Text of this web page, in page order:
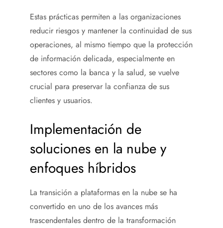
Estas prácticas permiten a las organizaciones
reducir riesgos y mantener la continuidad de sus
operaciones, al mismo tiempo que la protección
de información delicada, especialmente en
sectores como la banca y la salud, se vuelve
crucial para preservar la confianza de sus
clientes y usuarios.
Implementación de
soluciones en la nube y
enfoques híbridos
La transición a plataformas en la nube se ha
convertido en uno de los avances más
trascendentales dentro de la transformación